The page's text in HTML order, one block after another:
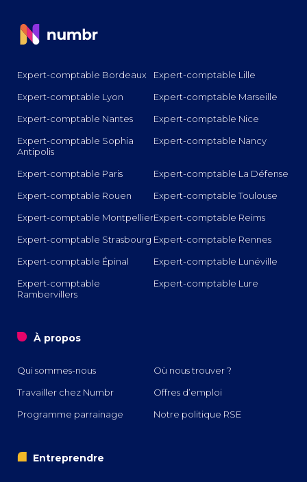
Expert-comptable Bordeaux
Expert-comptable Lille
Expert-comptable Lyon
Expert-comptable Marseille
Expert-comptable Nantes
Expert-comptable Nice
Expert-comptable Sophia
Antipolis
Expert-comptable Nancy
Expert-comptable Paris
Expert-comptable La Défense
Expert-comptable Rouen
Expert-comptable Toulouse
Expert-comptable MontpellierExpert-comptable Reims
Expert-comptable Strasbourg Expert-comptable Rennes
Expert-comptable Épinal
Expert-comptable Lunéville
Expert-comptable
Rambervillers
Expert-comptable Lure
o À propos
Qui sommes-nous
Où nous trouver ?
Travailler chez Numbr
Offres d’emploi
Programme parrainage
Notre politique RSE
i Entreprendre